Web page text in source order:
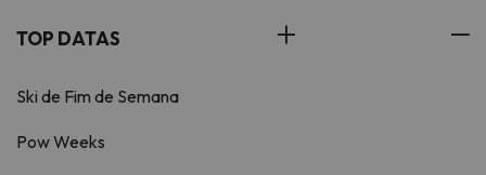
TOP DATAS
Ski de Fim de Semana
Pow Weeks